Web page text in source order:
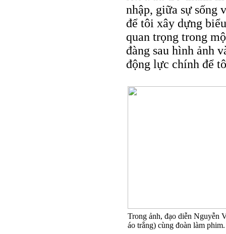
nhập, giữa sự sống
để tôi xây dựng
quan trọng trong
đàng sau hình ảnh
động lực chính để
Trong ảnh, đạo diễn Nguyễn
áo trắng) cùng đoàn làm phim.